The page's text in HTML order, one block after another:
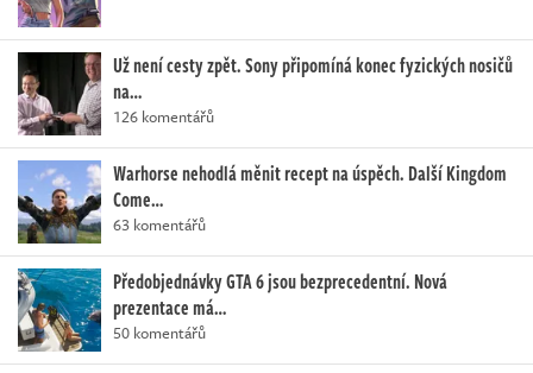
Už není cesty zpět. Sony připomíná konec fyzických nosičů
na…
126 komentářů
Warhorse nehodlá měnit recept na úspěch. Další Kingdom
Come…
63 komentářů
Předobjednávky GTA 6 jsou bezprecedentní. Nová
prezentace má…
50 komentářů